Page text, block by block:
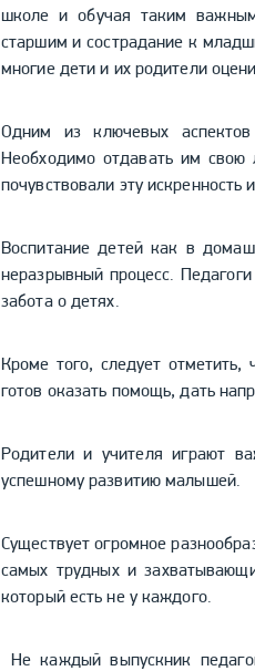
школе и обучая таким
старшим и сострадание к
многие дети и их родители
Одним из ключевых аспектов
Необходимо отдавать им свою
почувствовали эту искренность
Воспитание детей как в
неразрывный процесс.
забота о детях.
Кроме того, следует отметить,
готов оказать помощь, дать
Родители и учителя играют
успешному развитию малышей.
Существует огромное
самых трудных и
который есть не у каждого.
Не каждый выпускник